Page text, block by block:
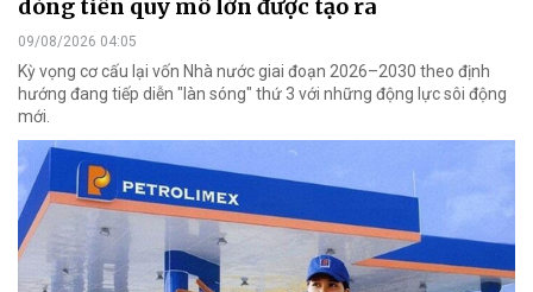
dòng tiền quy mô lớn được tạo ra
09/08/2026 04:05
Kỳ vọng cơ cấu lại vốn Nhà nước giai đoạn 2026–2030 theo định
hướng đang tiếp diễn "làn sóng" thứ 3 với những động lực sôi động
mới.